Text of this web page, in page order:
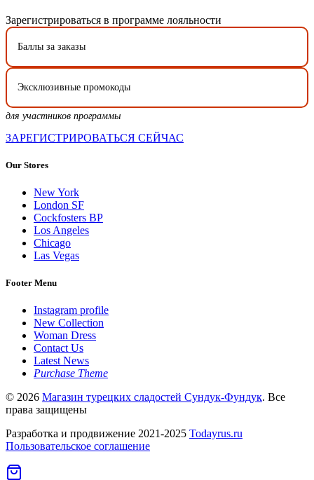
Зарегистрироваться в программе лояльности
Баллы за заказы
Эксклюзивные промокоды
для участников программы
ЗАРЕГИСТРИРОВАТЬСЯ СЕЙЧАС
Our Stores
New York
London SF
Cockfosters BP
Los Angeles
Chicago
Las Vegas
Footer Menu
Instagram profile
New Collection
Woman Dress
Contact Us
Latest News
Purchase Theme
© 2026 Магазин турецких сладостей Сундук-Фундук. Все
права защищены
Разработка и продвижение 2021-2025 Todayrus.ru
Пользовательское соглашение